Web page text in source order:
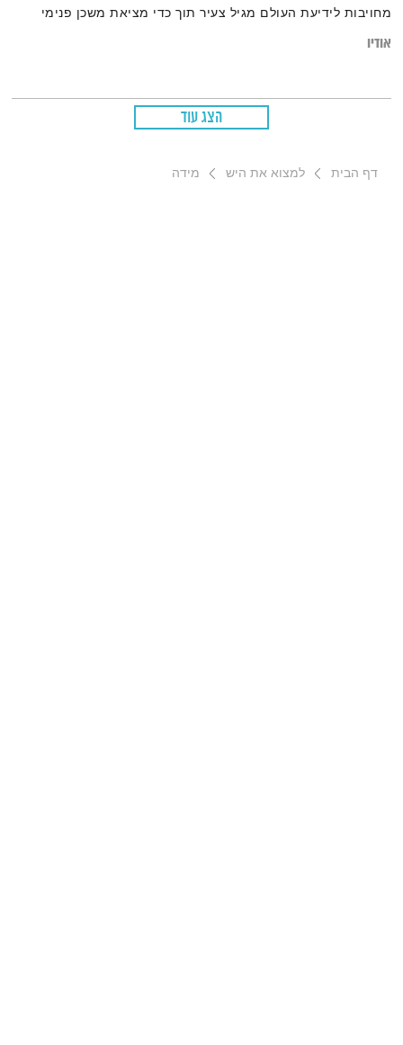
מחויבות לידיעת העולם מגיל צעיר תוך כדי מציאת משכן פנימי
אודיו
הצג עוד
דף הבית למצוא את היש מידה